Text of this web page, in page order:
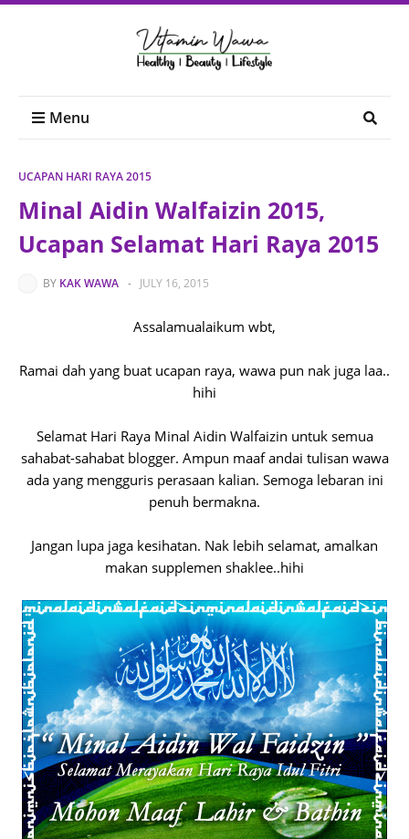
Menu
UCAPAN HARI RAYA 2015
Minal Aidin Walfaizin 2015,
Ucapan Selamat Hari Raya 2015
BY KAK WAWA - JULY 16, 2015
Assalamualaikum wbt,
Ramai dah yang buat ucapan raya, wawa pun nak juga laa..
hihi
Selamat Hari Raya Minal Aidin Walfaizin untuk semua
sahabat-sahabat blogger. Ampun maaf andai tulisan wawa
ada yang mengguris perasaan kalian. Semoga lebaran ini
penuh bermakna.
Jangan lupa jaga kesihatan. Nak lebih selamat, amalkan
makan supplemen shaklee..hihi